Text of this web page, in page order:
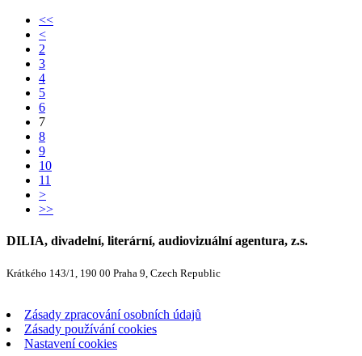
<<
<
2
3
4
5
6
7
8
9
10
11
>
>>
DILIA, divadelní, literární, audiovizuální agentura, z.s.
Krátkého 143/1, 190 00 Praha 9, Czech Republic
Zásady zpracování osobních údajů
Zásady používání cookies
Nastavení cookies